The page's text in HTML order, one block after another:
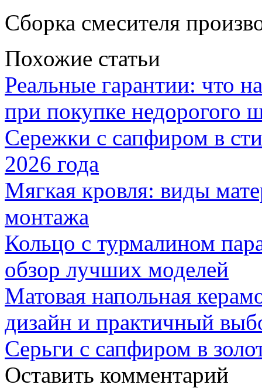
Сборка смесителя
Похожие статьи
Реальные гарантии: что
при покупке недорогого
Сережки с сапфиром в
2026 года
Мягкая кровля: виды
монтажа
Кольцо с турмалином
обзор лучших моделей
Матовая напольная
дизайн и практичный
Серьги с сапфиром в
Оставить комментарий